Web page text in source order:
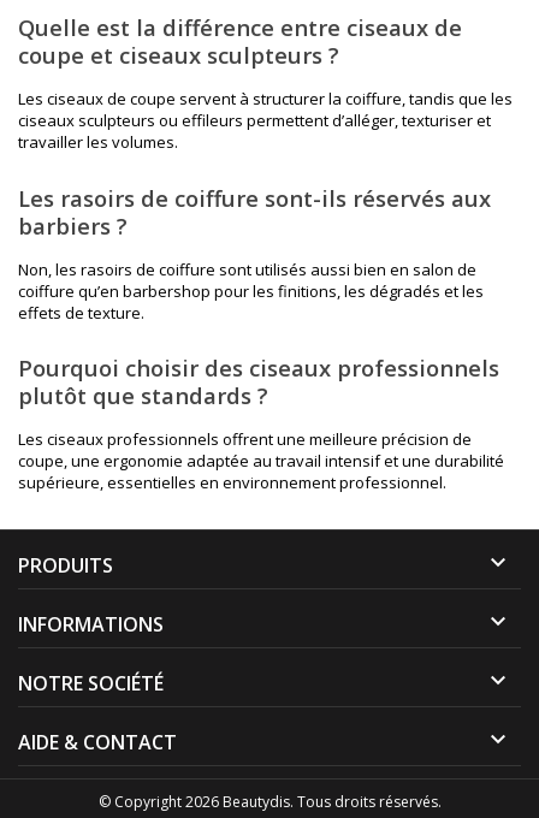
Quelle est la différence entre ciseaux de
coupe et ciseaux sculpteurs ?
Les ciseaux de coupe servent à structurer la coiffure, tandis que les
ciseaux sculpteurs ou effileurs permettent d’alléger, texturiser et
travailler les volumes.
Les rasoirs de coiffure sont-ils réservés aux
barbiers ?
Non, les rasoirs de coiffure sont utilisés aussi bien en salon de
coiffure qu’en barbershop pour les finitions, les dégradés et les
effets de texture.
Pourquoi choisir des ciseaux professionnels
plutôt que standards ?
Les ciseaux professionnels offrent une meilleure précision de
coupe, une ergonomie adaptée au travail intensif et une durabilité
supérieure, essentielles en environnement professionnel.
PRODUITS 
INFORMATIONS 
NOTRE SOCIÉTÉ 
AIDE & CONTACT 
© Copyright 2026 Beautydis. Tous droits réservés.